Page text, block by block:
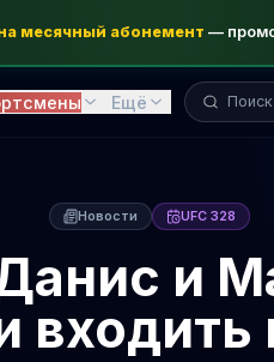
месячный абонемент —
Ещё Поиск
Новости UFC 328
и